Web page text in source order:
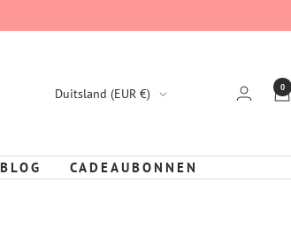
Land/Region
Duitsland (EUR €) 0
BLOG CADEAUBONNEN